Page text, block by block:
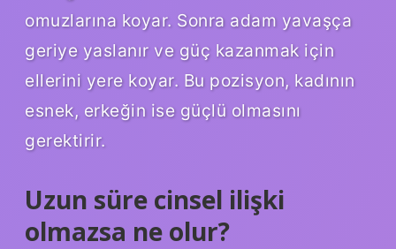
omuzlarına koyar. Sonra adam yavaşça
geriye yaslanır ve güç kazanmak için
ellerini yere koyar. Bu pozisyon, kadının
esnek, erkeğin ise güçlü olmasını
gerektirir.
Uzun süre cinsel ilişki
olmazsa ne olur?